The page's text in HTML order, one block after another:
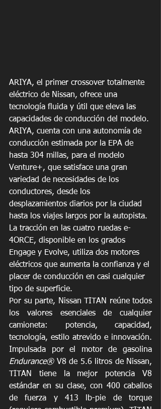
ARIYA, el primer crossover totalmente
eléctrico de Nissan, ofrece una
tecnología fluida y útil que eleva las
capacidades de conducción del modelo.
ARIYA, cuenta con una autonomía de
conducción estimada por la EPA de
hasta 304 millas, para el modelo
Venture+, que satisface una gran
variedad de necesidades de los
conductores, desde los
desplazamientos diarios por la ciudad
hasta los viajes largos por la autopista.
La tracción en las cuatro ruedas e-
4ORCE, disponible en los grados
Engage y Evolve, utiliza dos motores
eléctricos que aumenta la confianza y el
placer de conducción en casi cualquier
tipo de superficie.
Por su parte, Nissan TITAN reúne todos
los valores esenciales de cualquier
camioneta: potencia, capacidad,
tecnología, estilo atrevido e innovación.
Endurance® V8 de 5.6 litros de Nissan,
TITAN tiene la mejor potencia V8
estándar en su clase, con 400 caballos
de fuerza y 413 lb-pie de torque